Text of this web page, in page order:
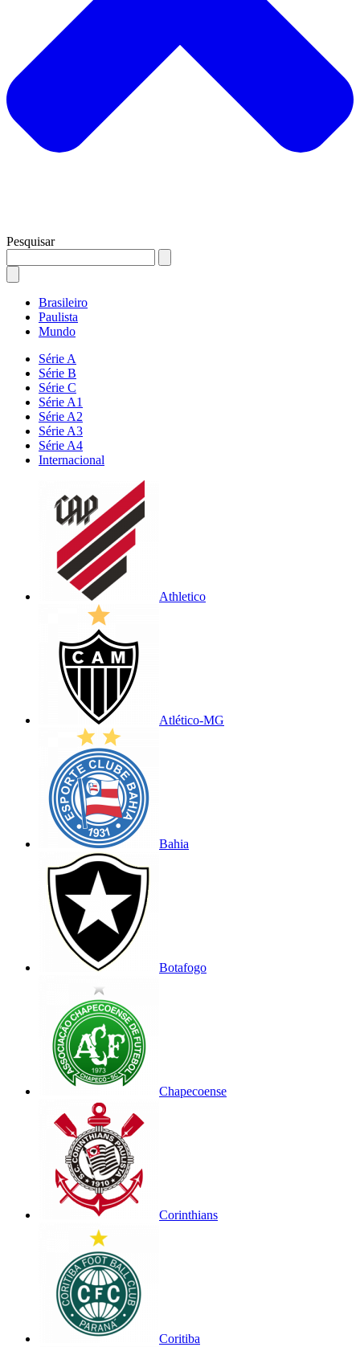
Pesquisar
Brasileiro
Paulista
Mundo
Série A
Série B
Série C
Série A1
Série A2
Série A3
Série A4
Internacional
Athletico
Atlético-MG
Bahia
Botafogo
Chapecoense
Corinthians
Coritiba